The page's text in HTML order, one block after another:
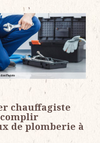
chauffagiste
de plomberie à